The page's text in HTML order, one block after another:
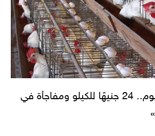
أسعار الفراخ اليوم.. 24 جنيهًا للكيلو ومفاجأة في